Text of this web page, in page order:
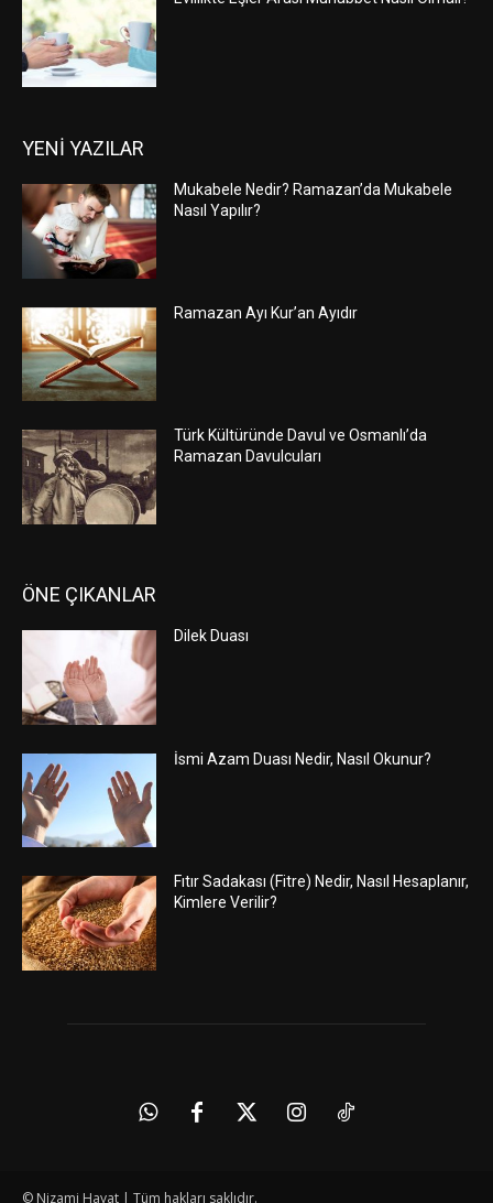
YENİ YAZILAR
Mukabele Nedir? Ramazan’da Mukabele
Nasıl Yapılır?
Ramazan Ayı Kur’an Ayıdır
Türk Kültüründe Davul ve Osmanlı’da
Ramazan Davulcuları
ÖNE ÇIKANLAR
Dilek Duası
İsmi Azam Duası Nedir, Nasıl Okunur?
Fıtır Sadakası (Fitre) Nedir, Nasıl Hesaplanır,
Kimlere Verilir?
© Nizami Hayat | Tüm hakları saklıdır.